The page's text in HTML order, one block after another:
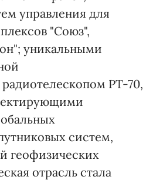
управления для
"Союз",
уникальными
РТ-70,
систем,
геофизических
отрасль стала